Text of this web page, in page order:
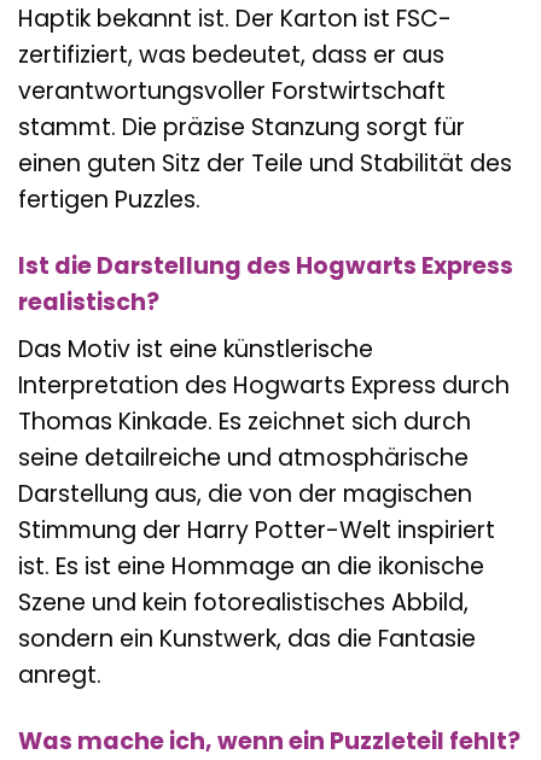
Haptik bekannt ist. Der Karton ist FSC-
zertifiziert, was bedeutet, dass er aus
verantwortungsvoller Forstwirtschaft
stammt. Die präzise Stanzung sorgt für
einen guten Sitz der Teile und Stabilität des
fertigen Puzzles.
Ist die Darstellung des Hogwarts Express
realistisch?
Das Motiv ist eine künstlerische
Interpretation des Hogwarts Express durch
Thomas Kinkade. Es zeichnet sich durch
seine detailreiche und atmosphärische
Darstellung aus, die von der magischen
Stimmung der Harry Potter-Welt inspiriert
ist. Es ist eine Hommage an die ikonische
Szene und kein fotorealistisches Abbild,
sondern ein Kunstwerk, das die Fantasie
anregt.
Was mache ich, wenn ein Puzzleteil fehlt?